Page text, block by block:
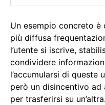
Un esempio concreto è
più diffusa
l’utente si iscrive,
condividere
l’accumularsi di queste
però un disincentivo
per trasferirsi su un’altra.